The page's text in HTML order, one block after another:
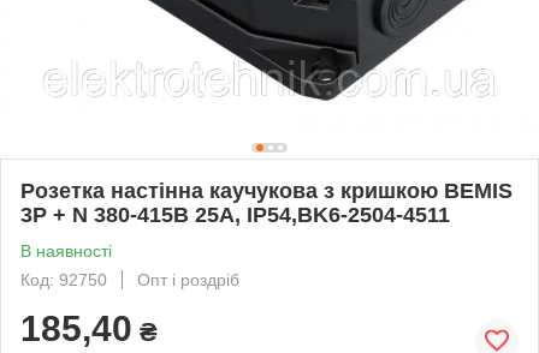
Розетка настінна каучукова з кришкою BEMIS
3P + N 380-415В 25А, IP54,BK6-2504-4511
В наявності
Код: 92750
Опт і роздріб
185,40 ₴